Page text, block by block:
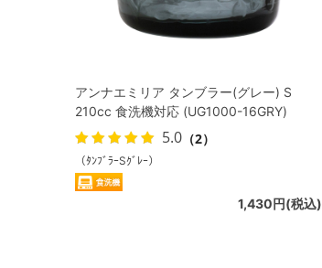
アンナエミリア タンブラー(グレー) S
210cc 食洗機対応 (UG1000-16GRY)
5.0 （2）
（ﾀﾝﾌﾞﾗｰSｸﾞﾚｰ）
1,430円(税込)